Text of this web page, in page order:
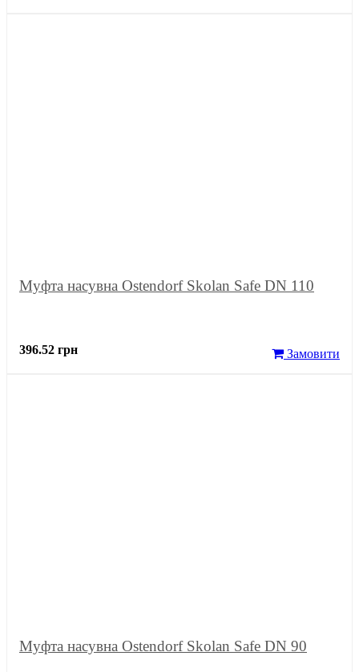
Муфта насувна Ostendorf Skolan Safe DN 110
396.52 грн Замовити
Муфта насувна Ostendorf Skolan Safe DN 90